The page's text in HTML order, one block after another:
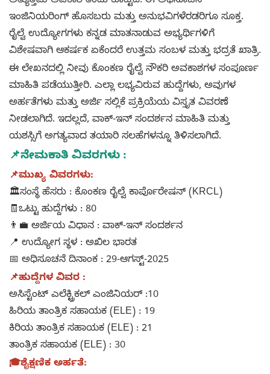
ಇಂಜಿನಿಯರಿಂಗ್ ಹೊಸಬರು ಮತ್ತು ಅನುಭವಿಗಳೆರಡರಿಗೂ ಸೂಕ್ತ.
ರೈಲ್ವೆ ಉದ್ಯೋಗಗಳು ಕನ್ನಡ ಮಾತನಾಡುವ ಅಭ್ಯರ್ಥಿಗಳಿಗೆ
ವಿಶೇಷವಾಗಿ ಆಕರ್ಷಕ ಏಕೆಂದರೆ ಉತ್ತಮ ಸಂಬಳ ಮತ್ತು ಭದ್ರತೆ ಖಾತ್ರಿ.
ಈ ಲೇಖನದಲ್ಲಿ ನೀವು ಕೊಂಕಣ ರೈಲ್ವೆ ನೌಕರಿ ಅವಕಾಶಗಳ ಸಂಪೂರ್ಣ
ಮಾಹಿತಿ ಪಡೆಯುತ್ತೀರಿ. ಎಲ್ಲಾ ಲಭ್ಯವಿರುವ ಹುದ್ದೆಗಳು, ಅವುಗಳ
ಅರ್ಹತೆಗಳು ಮತ್ತು ಅರ್ಜಿ ಸಲ್ಲಿಕೆ ಪ್ರಕ್ರಿಯೆಯ ವಿಸ್ತೃತ ವಿವರಣೆ
ನೀಡಲಾಗಿದೆ. ಇದಲ್ಲದೆ, ವಾಕ್-ಇನ್ ಸಂದರ್ಶನ ಮಾಹಿತಿ ಮತ್ತು
ಯಶಸ್ಸಿಗೆ ಅಗತ್ಯವಾದ ತಯಾರಿ ಸಲಹೆಗಳನ್ನೂ ತಿಳಿಸಲಾಗಿದೆ.
📌ನೇಮಕಾತಿ ವಿವರಗಳು :
📌ಮುಖ್ಯ ವಿವರಗಳು:
🏛️ಸಂಸ್ಥೆ ಹೆಸರು : ಕೊಂಕಣ ರೈಲ್ವೆ ಕಾರ್ಪೊರೇಷನ್ (KRCL)
🧾ಒಟ್ಟು ಹುದ್ದೆಗಳು : 80
👨‍💼 ಅರ್ಜಿಯ ವಿಧಾನ : ವಾಕ್-ಇನ್ ಸಂದರ್ಶನ
📍 ಉದ್ಯೋಗ ಸ್ಥಳ : ಅಖಿಲ ಭಾರತ
📅 ಅಧಿಸೂಚನೆ ದಿನಾಂಕ : 29-ಆಗಸ್ಟ್-2025
📌ಹುದ್ದೆಗಳ ವಿವರ :
ಅಸಿಸ್ಟೆಂಟ್ ಎಲೆಕ್ಟ್ರಿಕಲ್ ಎಂಜಿನಿಯರ್ :10
ಹಿರಿಯ ತಾಂತ್ರಿಕ ಸಹಾಯಕ (ELE) : 19
ಕಿರಿಯ ತಾಂತ್ರಿಕ ಸಹಾಯಕ (ELE) : 21
ತಾಂತ್ರಿಕ ಸಹಾಯಕ (ELE) : 30
🎓ಶೈಕ್ಷಣಿಕ ಅರ್ಹತೆ: